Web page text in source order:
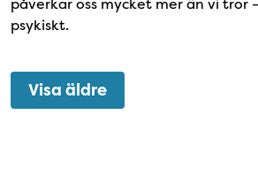
påverkar oss mycket mer än vi tror
psykiskt.
Visa äldre